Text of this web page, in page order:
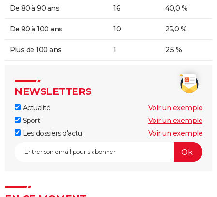
De 80 à 90 ans 16 40,0 %
De 90 à 100 ans 10 25,0 %
Plus de 100 ans 1 2,5 %
NEWSLETTERS
Actualité
Voir un exemple
Sport
Voir un exemple
Les dossiers d'actu
Voir un exemple